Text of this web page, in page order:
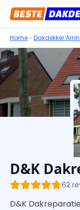
Voor
Home » Dakdekker
D&K
62
D&K